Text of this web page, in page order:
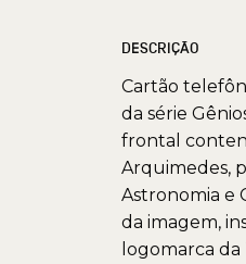
DESCRIÇÃO
Cartão
da série
frontal
Arquimedes,
Astronomia e
da imagem,
logomarca